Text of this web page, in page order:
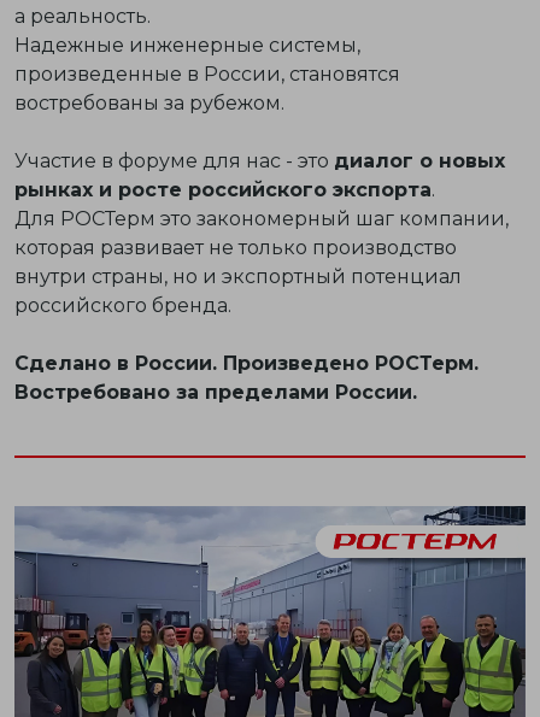
а реальность.
Надежные инженерные системы,
произведенные в России, становятся
востребованы за рубежом.
Участие в форуме для нас - это диалог о новых
рынках и росте российского экспорта.
Для РОСТерм это закономерный шаг компании,
которая развивает не только производство
внутри страны, но и экспортный потенциал
российского бренда.
Сделано в России. Произведено РОСТерм.
Востребовано за пределами России.